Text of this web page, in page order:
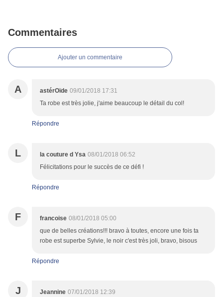
Commentaires
Ajouter un commentaire
A astérOïde 09/01/2018 17:31
Ta robe est très jolie, j'aime beaucoup le détail du col!
Répondre
L la couture d Ysa 08/01/2018 06:52
Félicitations pour le succès de ce défi !
Répondre
F francoise 08/01/2018 05:00
que de belles créations!!! bravo à toutes, encore une fois ta
robe est superbe Sylvie, le noir c'est très joli, bravo, bisous
Répondre
J Jeannine 07/01/2018 12:39